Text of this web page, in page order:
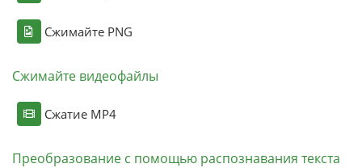
Сжимайте PNG
Сжимайте видеофайлы
Сжатие MP4
Преобразование с помощью распознавания текста